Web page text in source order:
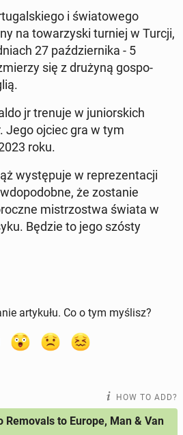
i świa­towego
na to­warzys­ki turniej w Turcji,
27 październi­ka - 5
się z drużyną gospo­
jr trenuje w ju­niors­kich
Jego ojciec gra w tym
roku.
wys­tępu­je w reprezen­tacji
że zostanie
mis­tr­zost­wa świata w
Będzie to jego szósty
artykułu. Co o tym myślisz?
HOW TO ADD?
Removals to Europe, Man & Van